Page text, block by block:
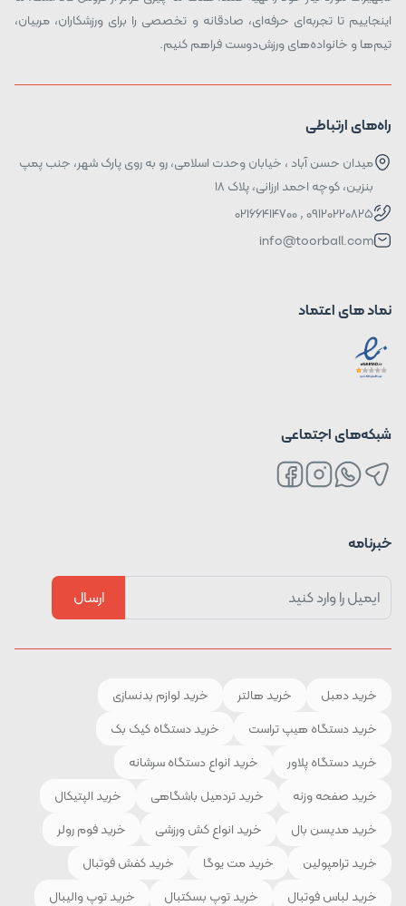
اینجاییم تا تجربه‌ای حرفه‌ای، صادقانه و تخصصی را برای ورزشکاران، مربیان،
تیم‌ها و خانواده‌های ورزش‌دوست فراهم کنیم.
راه‌های ارتباطی
میدان حسن آباد ، خیابان وحدت اسلامی، رو به روی پارک شهر، جنب پمپ
بنزین، کوچه احمد ارزانی، پلاک ۱۸
09120220825 , 02166414700
info@toorball.com
نماد های اعتماد
شبکه‌های اجتماعی
خبرنامه
ارسال
خرید دمبل خرید هالتر
خرید لوازم بدنسازی
خرید دستگاه هیپ تراست
خرید دستگاه کیک بک
خرید دستگاه پلاور
خرید انواع دستگاه سرشانه
خرید صفحه وزنه
خرید تردمیل باشگاهی
خرید الپتیکال
خرید مدیسن بال
خرید انواع کش ورزشی
خرید فوم رولر
خرید ترامپولین
خرید مت یوگا
خرید کفش فوتبال
خرید لباس فوتبال
خرید توپ بسکتبال خرید توپ والیبال